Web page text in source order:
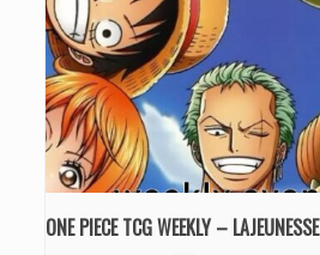
ONE PIECE TCG WEEKLY – LAJEUNESSE